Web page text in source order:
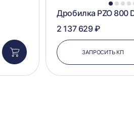
Добавить
в
корзину
1 2 3 4
Дробилка PZO 800
2 137 629 ₽
ЗАПРОСИТЬ КП